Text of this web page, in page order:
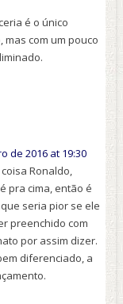
é o único
com um pouco
de 2016 at 19:30
Ronaldo,
pra cima, então é
seria pior se ele
preenchido com
por assim dizer.
diferenciado, a